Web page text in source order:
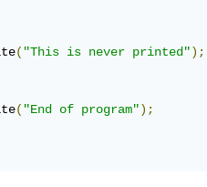
( "This is never printed");
( "End of program");